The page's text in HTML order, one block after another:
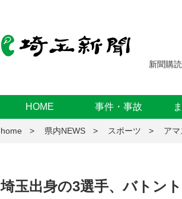
新聞購読
HOME 事件・事故
home 県内NEWS スポーツ ア
埼玉出身の3選手、バトン